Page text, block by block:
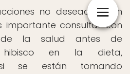
no deseadas con
importante consultar con
de la salud antes de
en la dieta,
si se están tomando